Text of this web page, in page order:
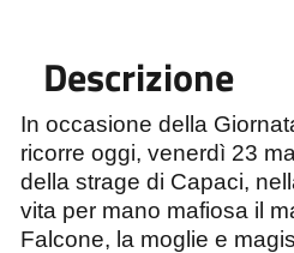
Descrizione
In occasione della
ricorre oggi, venerdì 23
della strage di Capaci,
vita per mano mafiosa il
Falcone, la moglie e